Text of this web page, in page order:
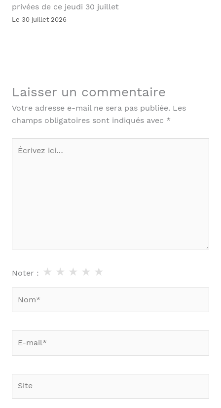
privées de ce jeudi 30 juillet
Le 30 juillet 2026
Laisser un commentaire
Votre adresse e-mail ne sera pas publiée. Les
champs obligatoires sont indiqués avec *
Écrivez
ici…
Noter : ★
★
★
★
★